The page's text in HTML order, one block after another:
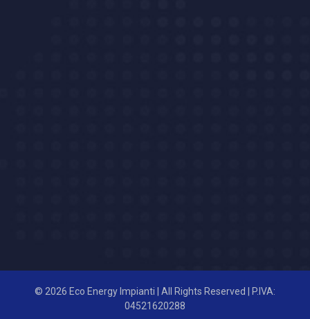
© 2026 Eco Energy Impianti | All Rights Reserved | P.IVA:
04521620288